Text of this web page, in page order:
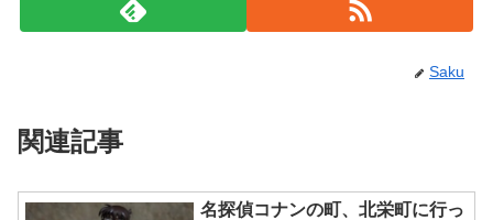
Saku
関連記事
名探偵コナンの町、北栄町に行っ